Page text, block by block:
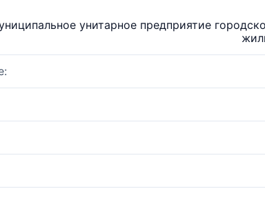
унитарное предприятие